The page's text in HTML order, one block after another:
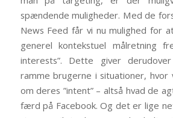
spændende muligheder. Med de
News Feed får vi nu mulighed for
generel kontekstuel målretning
interests”. Dette giver
ramme brugerne i situationer, hvor
om deres ”intent” – altså hvad de
færd på Facebook. Og det er lige